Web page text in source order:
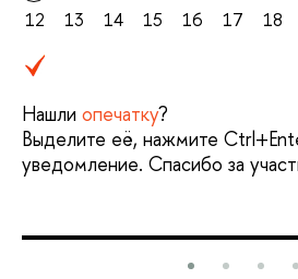
12
13 14 15 16 17 18
Нашли опечатку?
Выделите её, нажмите
уведомление. Спасибо за